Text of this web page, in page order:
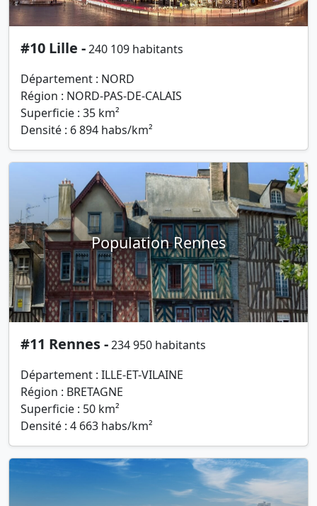
#10 Lille -240 109 habitants
Département : NORD
Région : NORD-PAS-DE-CALAIS
Superficie : 35 km²
Densité : 6 894 habs/km²
Population Rennes
#11 Rennes -234 950 habitants
Département : ILLE-ET-VILAINE
Région : BRETAGNE
Superficie : 50 km²
Densité : 4 663 habs/km²